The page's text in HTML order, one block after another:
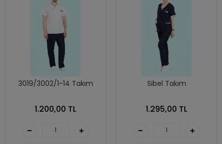
3019/3002/1-14 Takım
1.200,00 TL
Sibel Takım
1.295,00 TL